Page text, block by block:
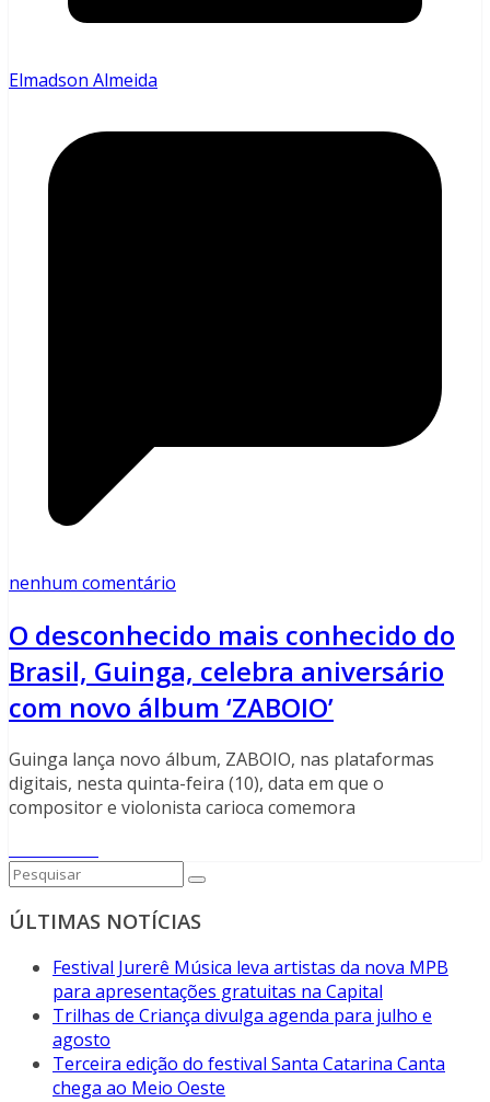
Elmadson Almeida
nenhum comentário
O desconhecido mais conhecido do
Brasil, Guinga, celebra aniversário
com novo álbum ‘ZABOIO’
Guinga lança novo álbum, ZABOIO, nas plataformas
digitais, nesta quinta-feira (10), data em que o
compositor e violonista carioca comemora
ÚLTIMAS NOTÍCIAS
Festival Jurerê Música leva artistas da nova MPB
para apresentações gratuitas na Capital
Trilhas de Criança divulga agenda para julho e
agosto
Terceira edição do festival Santa Catarina Canta
chega ao Meio Oeste